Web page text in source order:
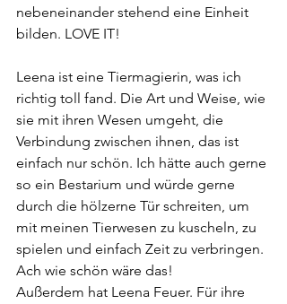
nebeneinander stehend eine Einheit
bilden. LOVE IT!
Leena ist eine Tiermagierin, was ich
richtig toll fand. Die Art und Weise, wie
sie mit ihren Wesen umgeht, die
Verbindung zwischen ihnen, das ist
einfach nur schön. Ich hätte auch gerne
so ein Bestarium und würde gerne
durch die hölzerne Tür schreiten, um
mit meinen Tierwesen zu kuscheln, zu
spielen und einfach Zeit zu verbringen.
Ach wie schön wäre das!
Außerdem hat Leena Feuer. Für ihre